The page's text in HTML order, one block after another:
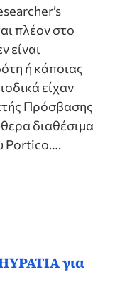
πλέον στο
είναι
ή κάποιας
είχαν
Πρόσβασης
διαθέσιμα
Portico….
για